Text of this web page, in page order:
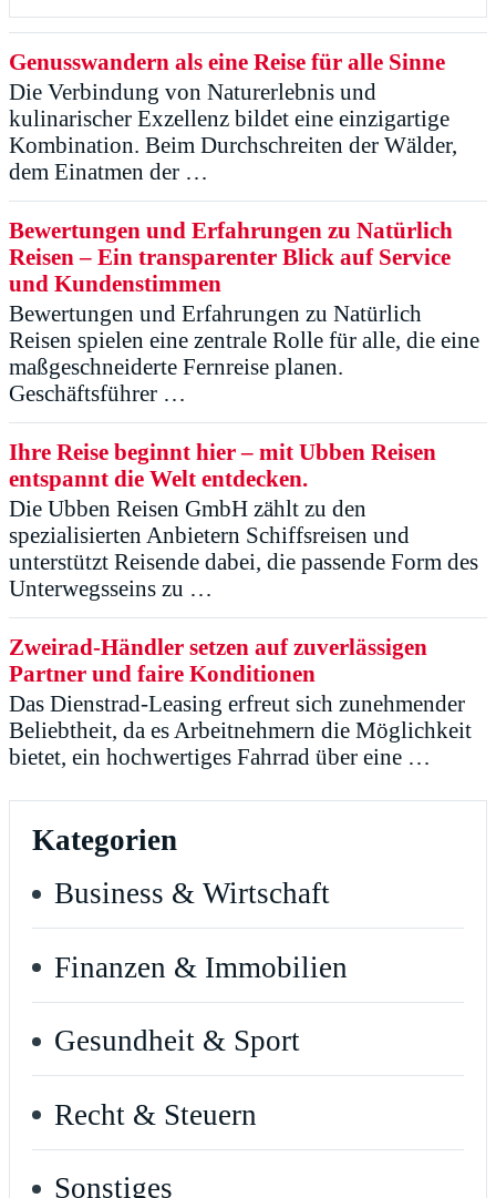
Genusswandern als eine Reise für alle Sinne
Die Verbindung von Naturerlebnis und
kulinarischer Exzellenz bildet eine einzigartige
Kombination. Beim Durchschreiten der Wälder,
dem Einatmen der …
Bewertungen und Erfahrungen zu Natürlich
Reisen – Ein transparenter Blick auf Service
und Kundenstimmen
Bewertungen und Erfahrungen zu Natürlich
Reisen spielen eine zentrale Rolle für alle, die eine
maßgeschneiderte Fernreise planen.
Geschäftsführer …
Ihre Reise beginnt hier – mit Ubben Reisen
entspannt die Welt entdecken.
Die Ubben Reisen GmbH zählt zu den
spezialisierten Anbietern Schiffsreisen und
unterstützt Reisende dabei, die passende Form des
Unterwegsseins zu …
Zweirad-Händler setzen auf zuverlässigen
Partner und faire Konditionen
Das Dienstrad-Leasing erfreut sich zunehmender
Beliebtheit, da es Arbeitnehmern die Möglichkeit
bietet, ein hochwertiges Fahrrad über eine …
Kategorien
Business & Wirtschaft
Finanzen & Immobilien
Gesundheit & Sport
Recht & Steuern
Sonstiges